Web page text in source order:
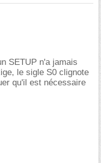
SETUP n'a jamais
le sigle S0 clignote
qu'il est nécessaire